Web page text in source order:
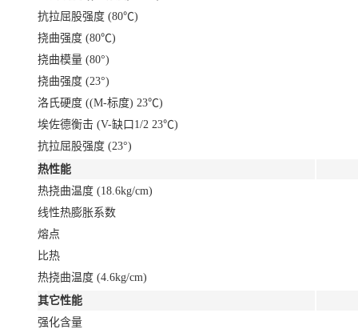
抗拉屈股强度 (80℃)
挠曲强度 (80℃)
挠曲模量 (80°)
挠曲强度 (23°)
洛氏硬度 ((M-标度) 23℃)
埃佐德衡击 (V-缺口1/2 23℃)
抗拉屈股强度 (23°)
热性能
热挠曲温度 (18.6kg/cm)
线性热膨胀系数
熔点
比热
热挠曲温度 (4.6kg/cm)
其它性能
强化含量